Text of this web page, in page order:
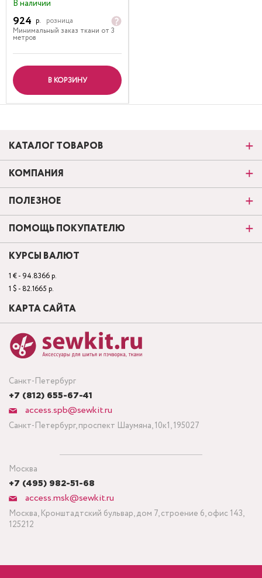
В наличии
924 р.
розница
Минимальный заказ ткани от 3
метров
В КОРЗИНУ
Санкт-Петербург
+7 (812) 655-67-41
access.spb@sewkit.ru
Санкт-Петербург, проспект Шаумяна, 10к1, 195027
Москва
+7 (495) 982-51-68
access.msk@sewkit.ru
Москва, Кронштадтский бульвар, дом 7, строение 6, офис 143,
125212
КАТАЛОГ ТОВАРОВ
КОМПАНИЯ
ПОЛЕЗНОЕ
ПОМОЩЬ ПОКУПАТЕЛЮ
КУРСЫ ВАЛЮТ
1 € - 94.8366 р.
1 $ - 82.1665 р.
КАРТА САЙТА